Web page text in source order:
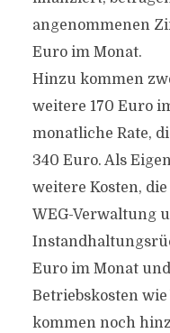
angenommenen
Euro im Monat.
Hinzu kommen
weitere 170 Euro
monatliche Rate,
340 Euro. Als
weitere Kosten,
WEG-Verwaltung
Euro im Monat
Betriebskosten
kommen noch